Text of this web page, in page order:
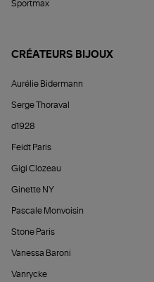
Sportmax
CRÉATEURS BIJOUX
Aurélie Bidermann
Serge Thoraval
d1928
Feidt Paris
Gigi Clozeau
Ginette NY
Pascale Monvoisin
Stone Paris
Vanessa Baroni
Vanrycke